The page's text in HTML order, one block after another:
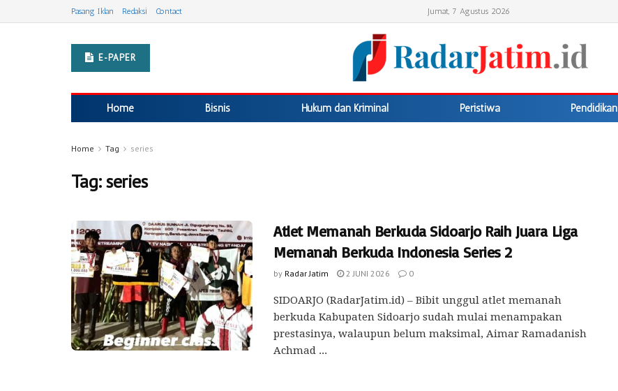
Pasang Iklan Redaksi Contact Jumat, 7 Agustus 2026
E-PAPER
Home Bisnis Hukum dan Kriminal Peristiwa Pendidikan
Home Tag series
Tag:series
Atlet Memanah Berkuda Sidoarjo Raih Juara Liga
Memanah Berkuda Indonesia Series 2
by Radar Jatim 2 JUNI 2026 0
SIDOARJO (RadarJatim.id) – Bibit unggul atlet memanah
berkuda Kabupaten Sidoarjo sudah mulai menampakan
prestasinya, walaupun belum maksimal, Aimar Ramadanish
Achmad ...